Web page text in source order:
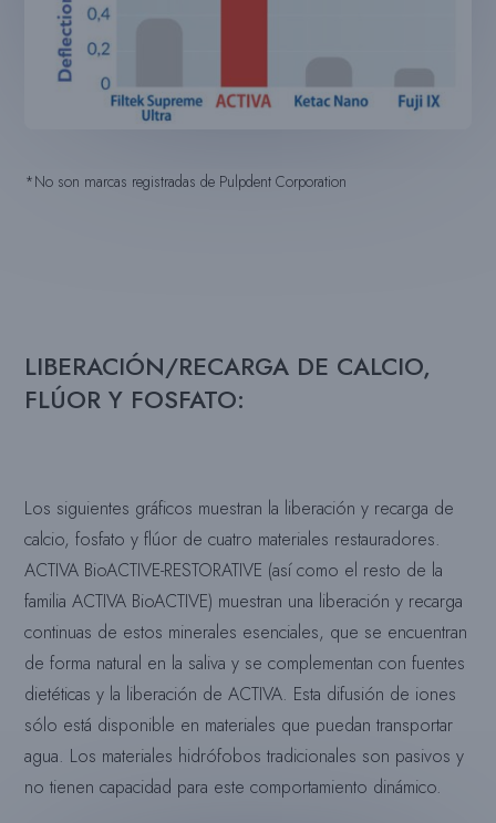
*No son marcas registradas de Pulpdent Corporation
LIBERACIÓN/RECARGA DE CALCIO,
FLÚOR Y FOSFATO:
Los siguientes gráficos muestran la liberación y recarga de
calcio, fosfato y flúor de cuatro materiales restauradores.
ACTIVA BioACTIVE-RESTORATIVE (así como el resto de la
familia ACTIVA BioACTIVE) muestran una liberación y recarga
continuas de estos minerales esenciales, que se encuentran
de forma natural en la saliva y se complementan con fuentes
dietéticas y la liberación de ACTIVA. Esta difusión de iones
sólo está disponible en materiales que puedan transportar
agua. Los materiales hidrófobos tradicionales son pasivos y
no tienen capacidad para este comportamiento dinámico.